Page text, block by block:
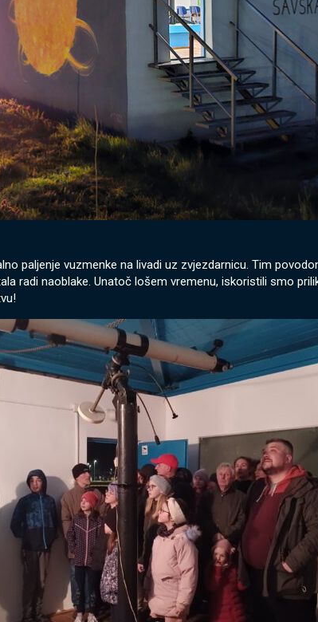
paljenje vuzmenke na livadi uz zvjezdarnicu. Tim
radi naoblake. Unatoč lošem vremenu, iskoristili smo